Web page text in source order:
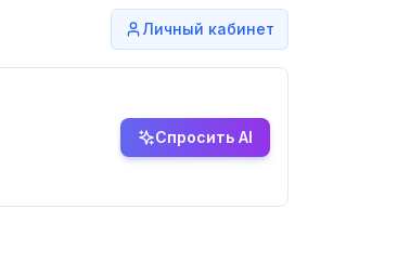
Личный кабинет
Спросить AI